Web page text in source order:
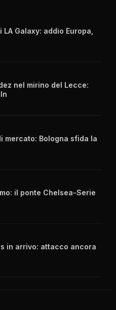
Galaxy: addio Europa,
nel mirino del Lecce:
mercato: Bologna sfida la
il ponte Chelsea-Serie
in arrivo: attacco ancora